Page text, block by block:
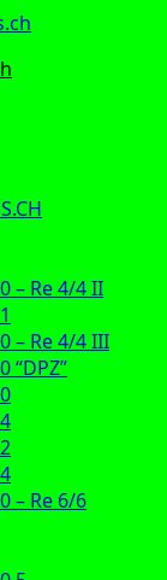
– Re 4/4 II
– Re 4/4 III
“DPZ”
– Re 6/6